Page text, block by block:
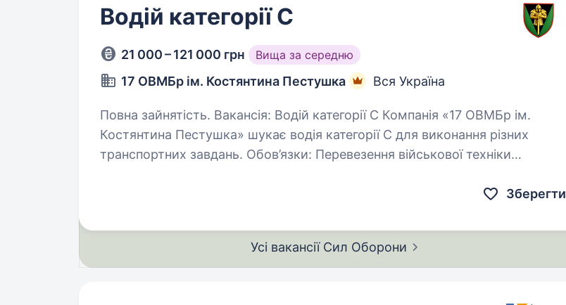
Водій категорії С
21 000 – 121 000 грн Вища за середню
17 ОВМБр ім. Костянтина Пестушка Вся Україна
Повна зайнятість. Вакансія: Водій категорії С Компанія «17 ОВМБр ім.
Костянтина Пестушка» шукає водія категорії С для виконання різних
транспортних завдань. Обов’язки: Перевезення військової техніки
Зберегти
Усі вакансії Сил Оборони